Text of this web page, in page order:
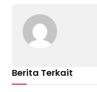
Berita Terkait